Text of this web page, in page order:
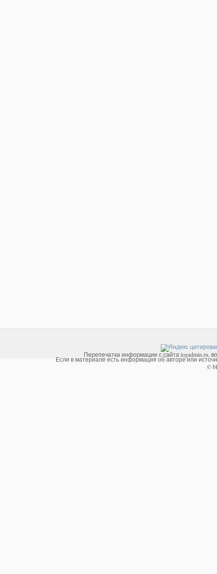
Перепечатка информации с сайта logadmin.ru,
Если в материале есть информация об авторе или
©